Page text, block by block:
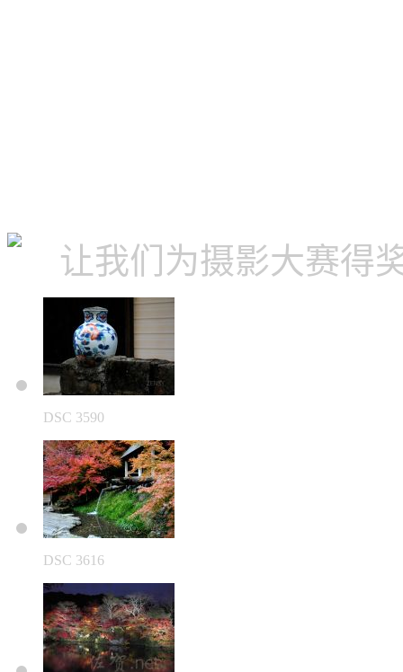
让我们为摄影大赛得
DSC 3590
DSC 3616